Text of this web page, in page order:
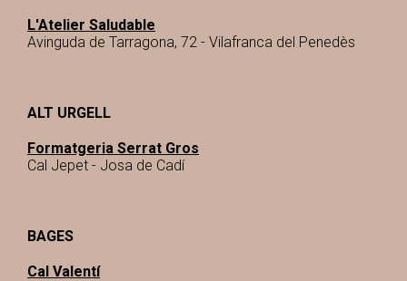
L'Atelier Saludable
Avinguda de Tarragona, 72 - Vilafranca del Penedès
ALT URGELL
Formatgeria Serrat Gros
Cal Jepet - Josa de Cadí
BAGES
Cal Valentí